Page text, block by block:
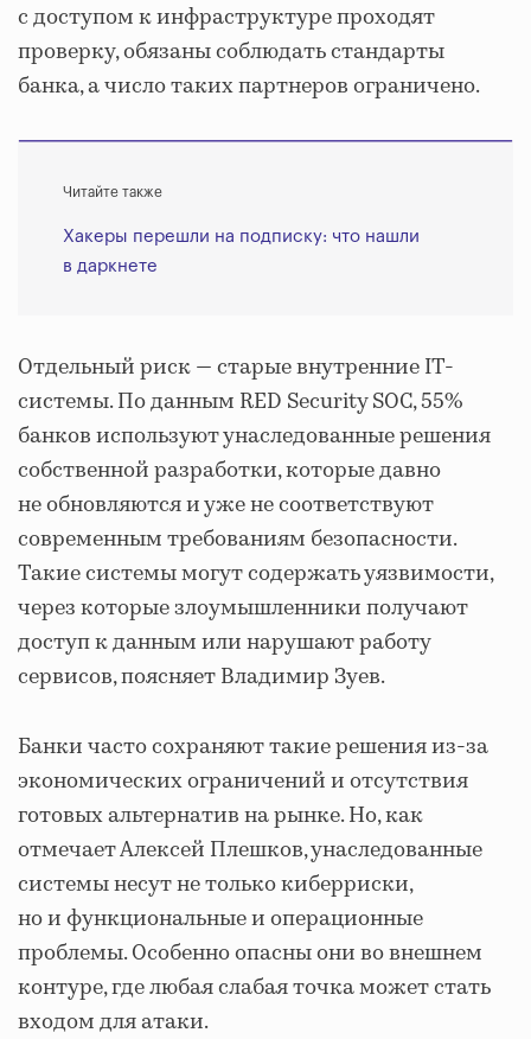
с доступом к инфраструктуре проходят
проверку, обязаны соблюдать стандарты
банка, а число таких партнеров ограничено.
Читайте также
Хакеры перешли на подписку: что нашли
в даркнете
Отдельный риск — старые внутренние IT-
системы. По данным RED Security SOC, 55%
банков используют унаследованные решения
собственной разработки, которые давно
не обновляются и уже не соответствуют
современным требованиям безопасности.
Такие системы могут содержать уязвимости,
через которые злоумышленники получают
доступ к данным или нарушают работу
сервисов, поясняет Владимир Зуев.
Банки часто сохраняют такие решения из-за
экономических ограничений и отсутствия
готовых альтернатив на рынке. Но, как
отмечает Алексей Плешков, унаследованные
системы несут не только киберриски,
но и функциональные и операционные
проблемы. Особенно опасны они во внешнем
контуре, где любая слабая точка может стать
входом для атаки.